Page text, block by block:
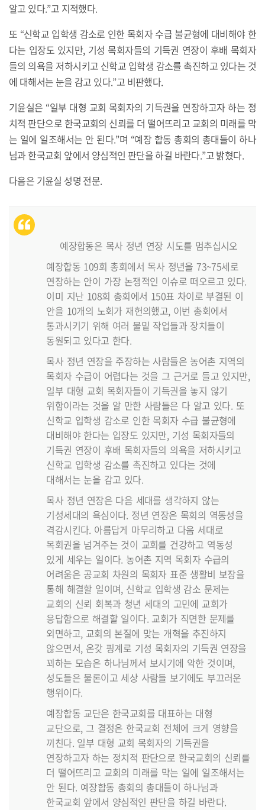
알고 있다.”고 지적했다.
또 “신학교 입학생 감소로 인한 목회자 수급 불균형에 대비해야 한
다는 입장도 있지만, 기성 목회자들의 기득권 연장이 후배 목회자
들의 의욕을 저하시키고 신학교 입학생 감소를 촉진하고 있다는 것
에 대해서는 눈을 감고 있다.”고 비판했다.
기윤실은 “일부 대형 교회 목회자의 기득권을 연장하고자 하는 정
치적 판단으로 한국교회의 신뢰를 더 떨어뜨리고 교회의 미래를 막
는 일에 일조해서는 안 된다.”며 “예장 합동 총회의 총대들이 하나
님과 한국교회 앞에서 양심적인 판단을 하길 바란다.”고 밝혔다.
다음은 기윤실 성명 전문.
예장합동은 목사 정년 연장 시도를 멈추십시오
예장합동 109회 총회에서 목사 정년을 73~75세로
연장하는 안이 가장 논쟁적인 이슈로 떠오르고 있다.
이미 지난 108회 총회에서 150표 차이로 부결된 이
안을 10개의 노회가 재헌의했고, 이번 총회에서
통과시키기 위해 여러 물밑 작업들과 장치들이
동원되고 있다고 한다.
목사 정년 연장을 주장하는 사람들은 농어촌 지역의
목회자 수급이 어렵다는 것을 그 근거로 들고 있지만,
일부 대형 교회 목회자들이 기득권을 놓지 않기
위함이라는 것을 알 만한 사람들은 다 알고 있다. 또
신학교 입학생 감소로 인한 목회자 수급 불균형에
대비해야 한다는 입장도 있지만, 기성 목회자들의
기득권 연장이 후배 목회자들의 의욕을 저하시키고
신학교 입학생 감소를 촉진하고 있다는 것에
대해서는 눈을 감고 있다.
목사 정년 연장은 다음 세대를 생각하지 않는
기성세대의 욕심이다. 정년 연장은 목회의 역동성을
격감시킨다. 아름답게 마무리하고 다음 세대로
목회권을 넘겨주는 것이 교회를 건강하고 역동성
있게 세우는 일이다. 농어촌 지역 목회자 수급의
어려움은 공교회 차원의 목회자 표준 생활비 보장을
통해 해결할 일이며, 신학교 입학생 감소 문제는
교회의 신뢰 회복과 청년 세대의 고민에 교회가
응답함으로 해결할 일이다. 교회가 직면한 문제를
외면하고, 교회의 본질에 맞는 개혁을 추진하지
않으면서, 온갖 핑계로 기성 목회자의 기득권 연장을
꾀하는 모습은 하나님께서 보시기에 악한 것이며,
성도들은 물론이고 세상 사람들 보기에도 부끄러운
행위이다.
예장합동 교단은 한국교회를 대표하는 대형
교단으로, 그 결정은 한국교회 전체에 크게 영향을
끼친다. 일부 대형 교회 목회자의 기득권을
연장하고자 하는 정치적 판단으로 한국교회의 신뢰를
더 떨어뜨리고 교회의 미래를 막는 일에 일조해서는
안 된다. 예장합동 총회의 총대들이 하나님과
한국교회 앞에서 양심적인 판단을 하길 바란다.